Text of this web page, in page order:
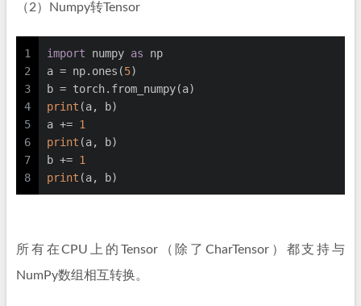
（2）Numpy转Tensor
1
2
3
4
5
6
7
8
import numpy as np
a = np.ones(5)
b = torch.from_numpy(a)
print (a, b)
a += 1
print (a, b)
b += 1
print (a, b)
所有在CPU上的Tensor（除了CharTensor）都支持与
NumPy数组相互转换。